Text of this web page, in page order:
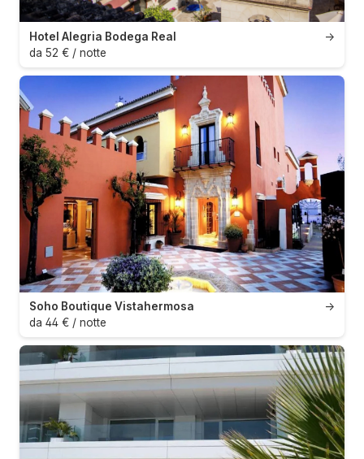
→
Hotel Alegria Bodega Real
da 52 € / notte
→
Soho Boutique Vistahermosa
da 44 € / notte